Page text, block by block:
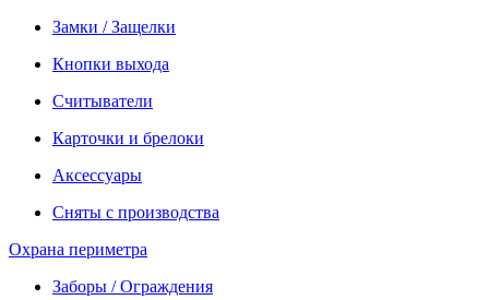
Замки / Защелки
Кнопки выхода
Считыватели
Карточки и брелоки
Аксессуары
Сняты с производства
Охрана периметра
Заборы / Ограждения